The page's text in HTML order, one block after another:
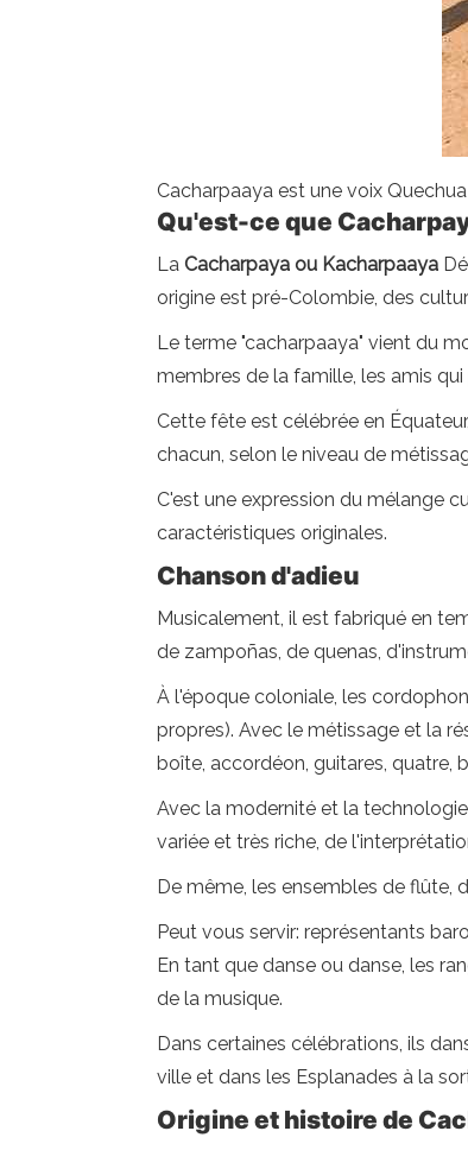
Cacharpaaya est une voix
Qu'est-ce que
La Cacharpaya ou Kacharpaaya
origine est pré-Colombie, des
Le terme "cacharpaaya" vient du
membres de la famille, les amis
Cette fête est célébrée en
chacun, selon le niveau de
C'est une expression du mélange
caractéristiques originales.
Chanson d'adieu
Musicalement, il est fabriqué en
de zampoñas, de quenas,
À l'époque coloniale, les
propres). Avec le métissage et la
boîte, accordéon, guitares, quatre,
Avec la modernité et la
variée et très riche, de
De même, les ensembles de flûte,
Peut vous servir: représentants
En tant que danse ou danse, les
de la musique.
Dans certaines célébrations, ils
ville et dans les Esplanades à la
Origine et histoire de